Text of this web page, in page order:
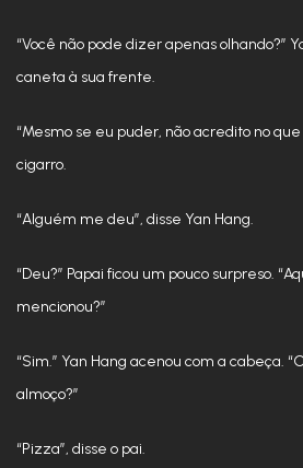
“Você não pode dizer apenas olhando?”
caneta à sua frente.
“Mesmo se eu puder, não acredito no
cigarro.
“Alguém me deu”, disse Yan Hang.
“Deu?” Papai ficou um pouco surpreso.
mencionou?”
“Sim.” Yan Hang acenou com a cabeça.
almoço?”
“Pizza”, disse o pai.